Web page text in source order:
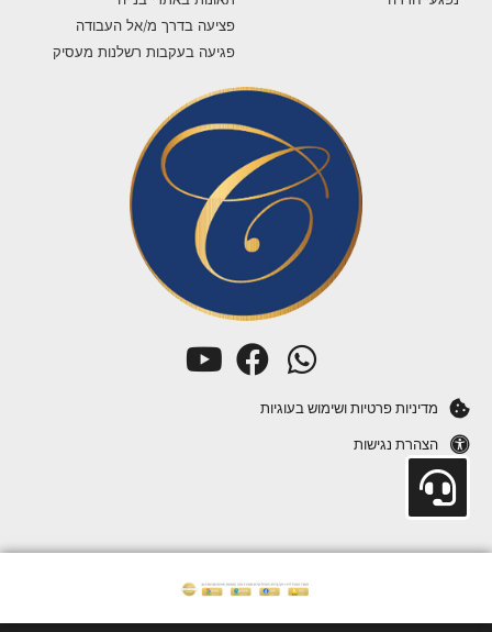
פציעה בדרך מ/אל העבודה
פגיעה בעקבות רשלנות מעסיק
מדיניות פרטיות ושימוש בעוגיות
הצהרת נגישות